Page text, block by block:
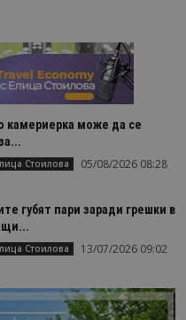
камериерка може да се
Стоилова 05/08/2026 08:28
губят пари заради грешки в
Стоилова 13/07/2026 09:02